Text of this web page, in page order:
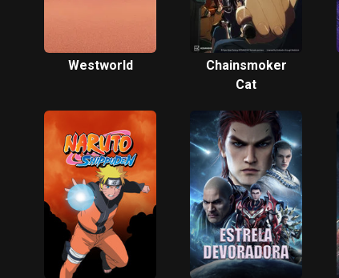
Westworld
Chainsmoker
Cat